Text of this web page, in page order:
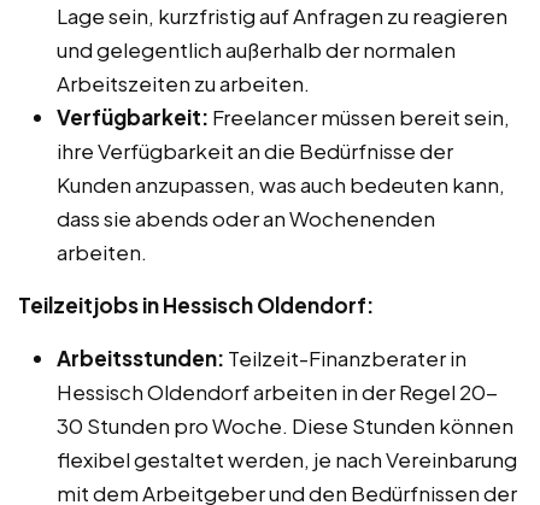
Lage sein, kurzfristig auf Anfragen zu reagieren
und gelegentlich außerhalb der normalen
Arbeitszeiten zu arbeiten.
Verfügbarkeit: Freelancer müssen bereit sein,
ihre Verfügbarkeit an die Bedürfnisse der
Kunden anzupassen, was auch bedeuten kann,
dass sie abends oder an Wochenenden
arbeiten.
Teilzeitjobs in Hessisch Oldendorf:
Arbeitsstunden: Teilzeit-Finanzberater in
Hessisch Oldendorf arbeiten in der Regel 20-
30 Stunden pro Woche. Diese Stunden können
flexibel gestaltet werden, je nach Vereinbarung
mit dem Arbeitgeber und den Bedürfnissen der